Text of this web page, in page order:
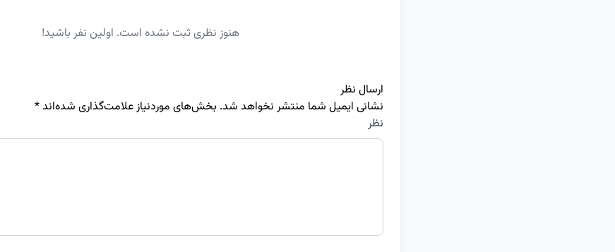
هنوز نظری ثبت نشده است. اولین نفر باشید!
ارسال نظر
نشانی ایمیل شما منتشر نخواهد شد. بخش‌های موردنیاز علامت‌گذاری شده‌اند*
نظر